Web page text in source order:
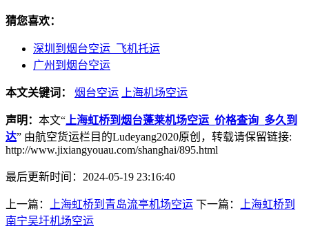
猜您喜欢：
深圳到烟台空运_飞机托运
广州到烟台空运
本文关键词： 烟台空运 上海机场空运
声明： 本文“ 上海虹桥到烟台蓬莱机场空运_价格查询_多久到
达” 由航空货运栏目的Ludeyang2020原创，转载请保留链接:
http://www.jixiangyouau.com/shanghai/895.html
最后更新时间：2024-05-19 23:16:40
上一篇： 上海虹桥到青岛流亭机场空运 下一篇：
上海虹桥到
南宁吴圩机场空运